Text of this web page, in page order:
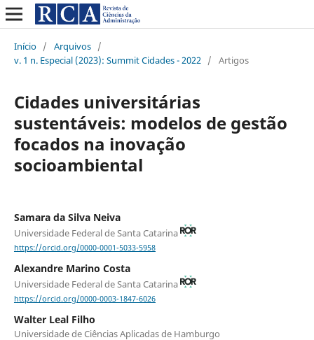
Início / Arquivos /
v. 1 n. Especial (2023): Summit Cidades - 2022 / Artigos
Cidades universitárias
sustentáveis: modelos de gestão
focados na inovação
socioambiental
Samara da Silva Neiva
Universidade Federal de Santa Catarina
https://orcid.org/0000-0001-5033-5958
Alexandre Marino Costa
Universidade Federal de Santa Catarina
https://orcid.org/0000-0003-1847-6026
Walter Leal Filho
Universidade de Ciências Aplicadas de Hamburgo